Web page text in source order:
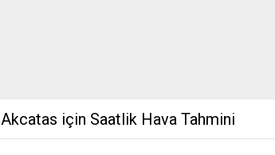
Akcatas için Saatlik Hava Tahmini